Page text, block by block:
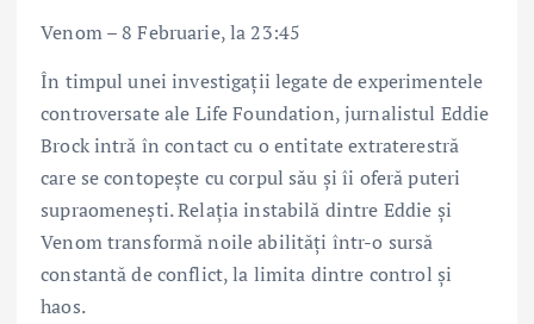
Venom – 8 Februarie, la 23:45
În timpul unei investigații legate de experimentele
controversate ale Life Foundation, jurnalistul Eddie
Brock intră în contact cu o entitate extraterestră
care se contopește cu corpul său și îi oferă puteri
supraomenești. Relația instabilă dintre Eddie și
Venom transformă noile abilități într-o sursă
constantă de conflict, la limita dintre control și
haos.